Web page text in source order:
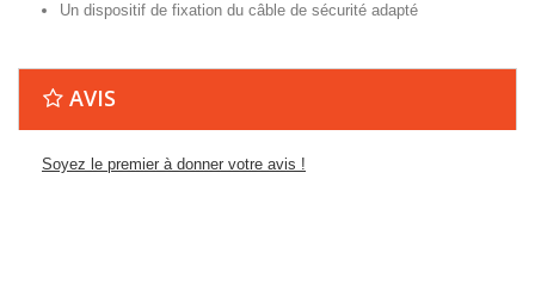
Un dispositif de fixation du câble de sécurité adapté
AVIS
Soyez le premier à donner votre avis !